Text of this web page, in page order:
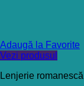
Adaugă la Favorite
Vezi produsul
Lenjerie romanescă